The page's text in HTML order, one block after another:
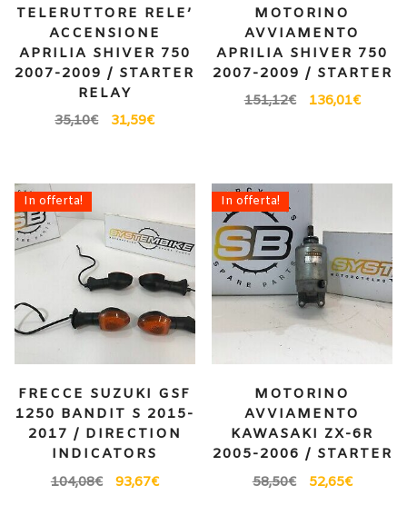
TELERUTTORE RELE’
ACCENSIONE
APRILIA SHIVER 750
2007-2009 / STARTER
RELAY
35,10€ 31,59€
MOTORINO
AVVIAMENTO
APRILIA SHIVER 750
2007-2009 / STARTER
151,12€ 136,01€
In offerta!
FRECCE SUZUKI GSF
1250 BANDIT S 2015-
2017 / DIRECTION
INDICATORS
104,08€ 93,67€
In offerta!
MOTORINO
AVVIAMENTO
KAWASAKI ZX-6R
2005-2006 / STARTER
58,50€ 52,65€